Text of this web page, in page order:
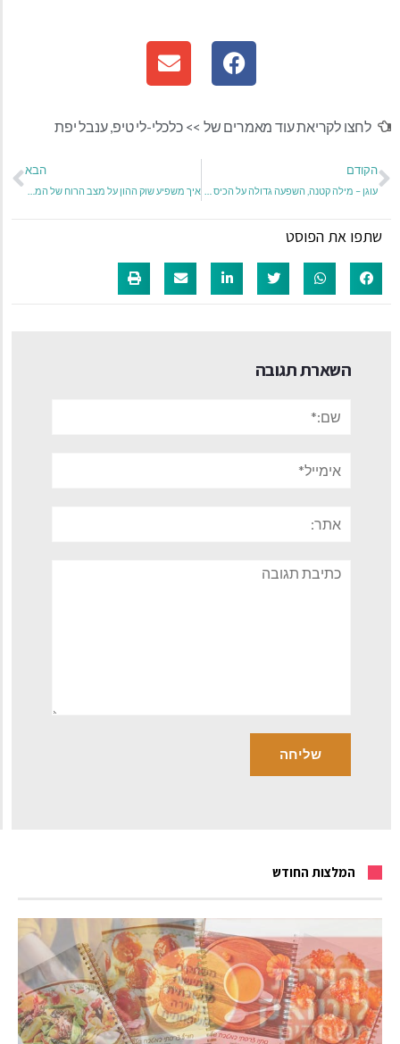
לחצו לקריאת עוד מאמרים של >> כלכלי-לי טיפ,ענבל יפת
הקודם הבא
שתפו את הפוסט
השארת תגובה
תגובה
המלצות החודש